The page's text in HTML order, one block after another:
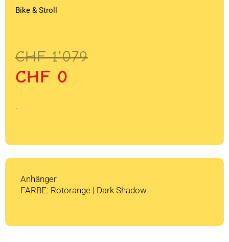
Bike & Stroll
CHF1'079
Ursprünglicher
Preis
war:
CHF 1'079
CHF 0
Aktueller
Preis
ist:
CHF 0.
.
Anhänger
FARBE: Rotorange | Dark Shadow